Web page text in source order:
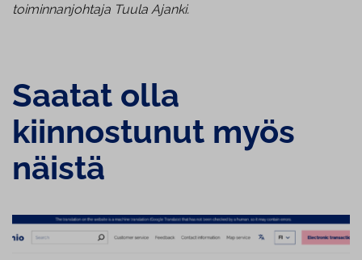
toiminnanjohtaja Tuula Ajanki.
Saatat olla
kiinnostunut myös
näistä